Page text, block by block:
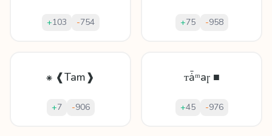
+103 -754 +75 -958
⁕ ❰Tam❱
+7 -906
ᴛǡᵐаɼ ■
+45 -976